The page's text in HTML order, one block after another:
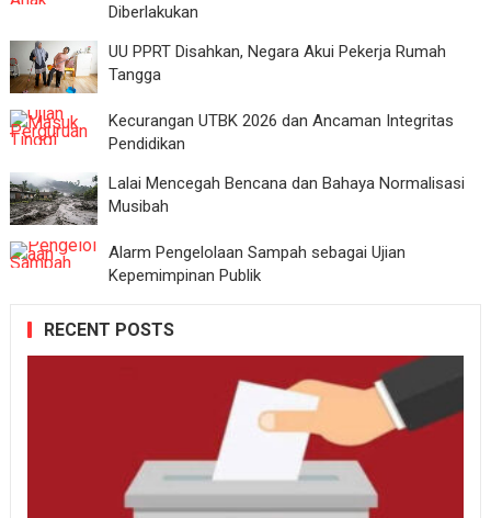
Diberlakukan
UU PPRT Disahkan, Negara Akui Pekerja Rumah
Tangga
Kecurangan UTBK 2026 dan Ancaman Integritas
Pendidikan
Lalai Mencegah Bencana dan Bahaya Normalisasi
Musibah
Alarm Pengelolaan Sampah sebagai Ujian
Kepemimpinan Publik
RECENT POSTS